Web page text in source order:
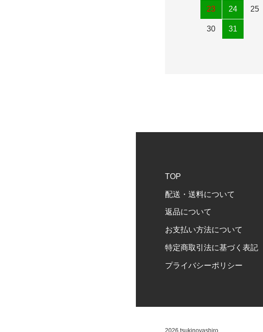
23 24 25
30 31
TOP
配送・送料について
返品について
お支払い方法について
特定商取引法に基づく表記
プライバシーポリシー
2026 tsukinoyashiro